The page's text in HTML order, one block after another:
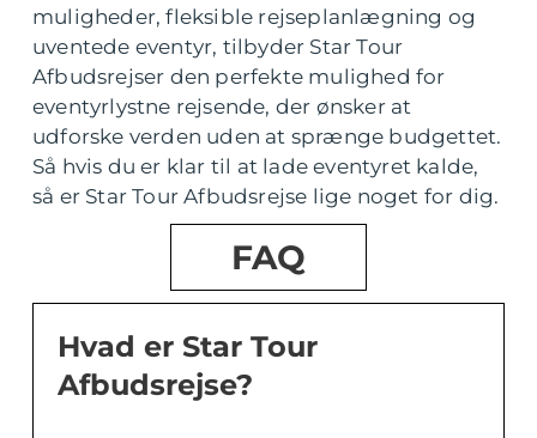
muligheder, fleksible rejseplanlægning og
uventede eventyr, tilbyder Star Tour
Afbudsrejser den perfekte mulighed for
eventyrlystne rejsende, der ønsker at
udforske verden uden at sprænge budgettet.
Så hvis du er klar til at lade eventyret kalde,
så er Star Tour Afbudsrejse lige noget for dig.
FAQ
Hvad er Star Tour
Afbudsrejse?